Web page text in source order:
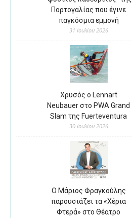
Πορτογαλίας που έγινε
παγκόσμια εμμονή
31 Ιουλίου 2026
Χρυσός ο Lennart
Neubauer στο PWA Grand
Slam της Fuerteventura
30 Ιουλίου 2026
Ο Μάριος Φραγκούλης
παρουσιάζει τα «Χέρια
Φτερά» στο Θέατρο